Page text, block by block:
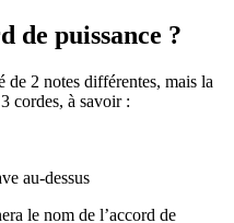
de puissance ?
de 2 notes différentes, mais la
cordes, à savoir :
au-dessus
le nom de l’accord de